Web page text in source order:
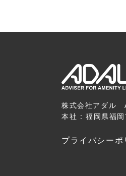
株式会社アダル
本社 : 福岡県福
プライバシーポ